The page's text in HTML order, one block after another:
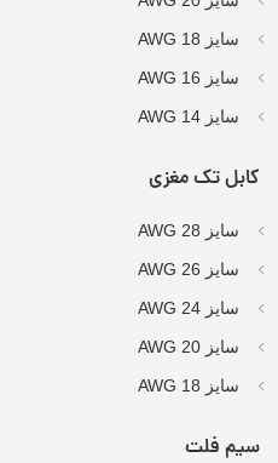
سایز AWG 18
سایز AWG 16
سایز AWG 14
کابل تک مغزی
سایز AWG 28
سایز AWG 26
سایز AWG 24
سایز AWG 20
سایز AWG 18
سیم فلت